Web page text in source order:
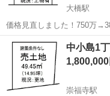
大橋駅
価格見直しました！750万
少し歩けば長崎科学館です♪
長崎 長崎市 大橋駅
中小島1
1,800,000
崇福寺駅